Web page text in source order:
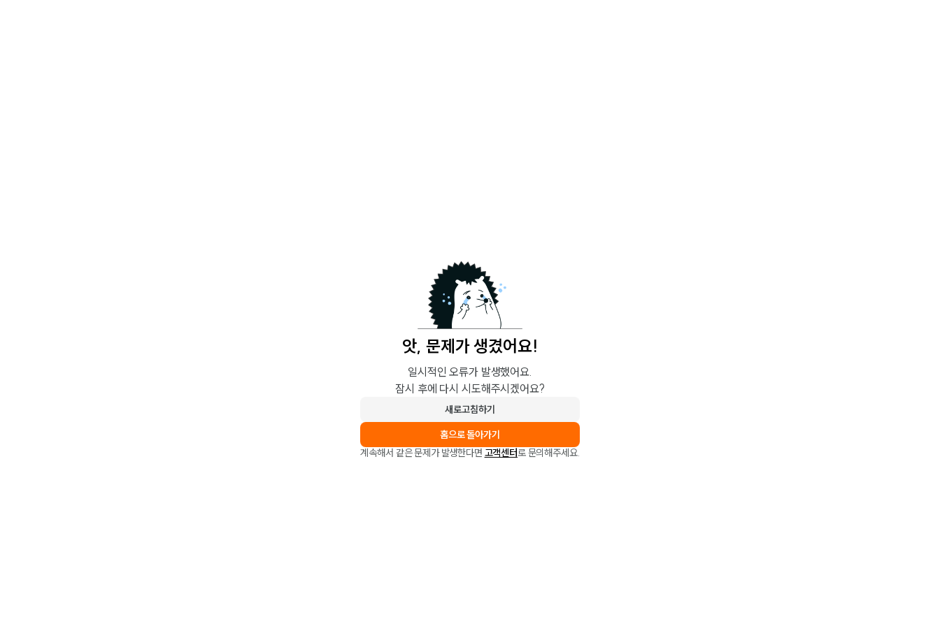
앗, 문제가 생겼어요!
일시적인 오류가 발생했어요.
잠시 후에 다시 시도해주시겠어요?
새로고침하기
홈으로 돌아가기
계속해서 같은 문제가 발생한다면 고객센터로 문의해주세요.